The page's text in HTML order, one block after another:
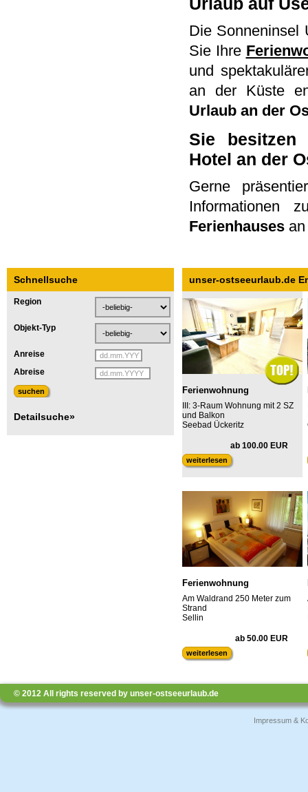
Die Sonneninsel
Sie Ihre
und
an der Küste
Urlaub an der
Sie besitzen
Hotel an der
Gerne
Informationen
Ferienhauses
Schnellsuche
Region
Objekt-Typ
Anreise
Abreise
Detailsuche»
unser-ostseeurlaub.de
Ferienwohnung
III: 3-Raum Wohnung mit 2 SZ
und Balkon
Seebad Ückeritz
ab 100.00 EUR
weiterlesen
Ferienwohnung
Am Waldrand 250 Meter zum
Strand
Sellin
ab 50.00 EUR
weiterlesen
© 2012 All rights reserved by unser-ostseeurlaub.de
Impressum &